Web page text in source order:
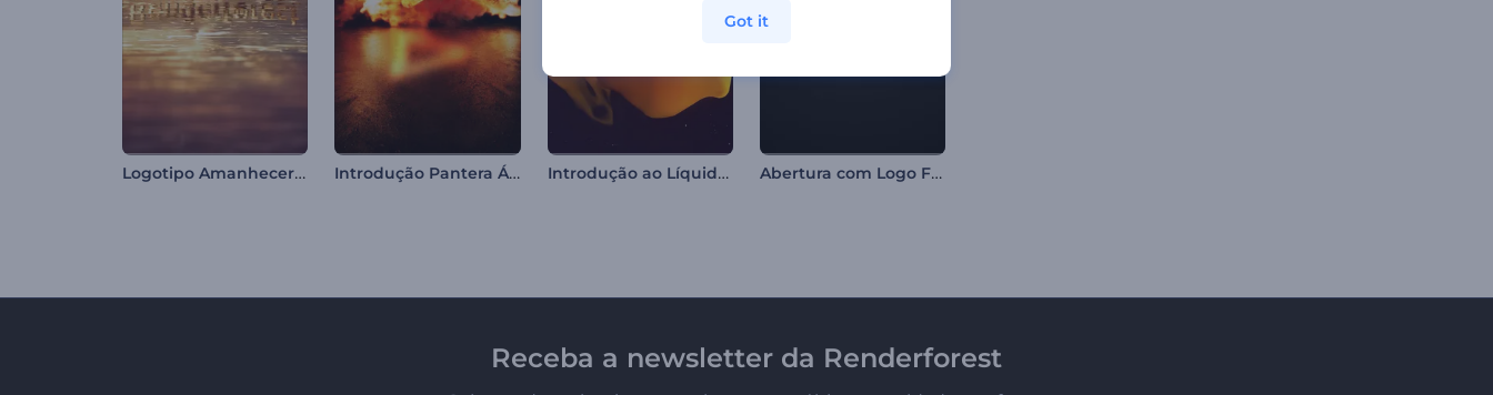
Logotipo Amanhecer Encantador Introdução Pantera Ágil e Flamejante Introdução ao Líquido Colorido Abertura com Logo Falhando
Receba a newsletter da Renderforest
Got it